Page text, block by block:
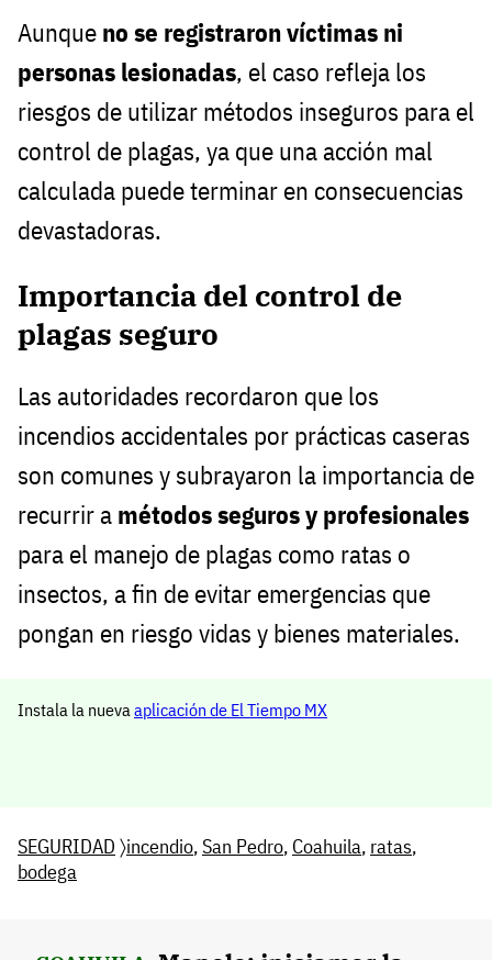
Aunque no se registraron víctimas ni
personas lesionadas, el caso refleja los
riesgos de utilizar métodos inseguros para el
control de plagas, ya que una acción mal
calculada puede terminar en consecuencias
devastadoras.
Importancia del control de
plagas seguro
Las autoridades recordaron que los
incendios accidentales por prácticas caseras
son comunes y subrayaron la importancia de
recurrir a métodos seguros y profesionales
para el manejo de plagas como ratas o
insectos, a fin de evitar emergencias que
pongan en riesgo vidas y bienes materiales.
Instala la nuevaaplicación de El Tiempo MX
SEGURIDAD 〉incendio, San Pedro, Coahuila, ratas,
bodega